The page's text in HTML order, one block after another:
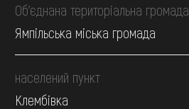
Об’єднана територіальна громада
Ямпільська міська громада
населений пункт
Клембівка